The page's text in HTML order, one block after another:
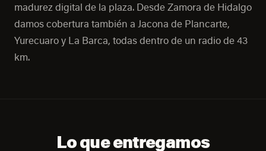
madurez digital de la plaza. Desde Zamora de Hidalgo
damos cobertura también a Jacona de Plancarte,
Yurecuaro y La Barca, todas dentro de un radio de 43
km.
Lo que entregamos